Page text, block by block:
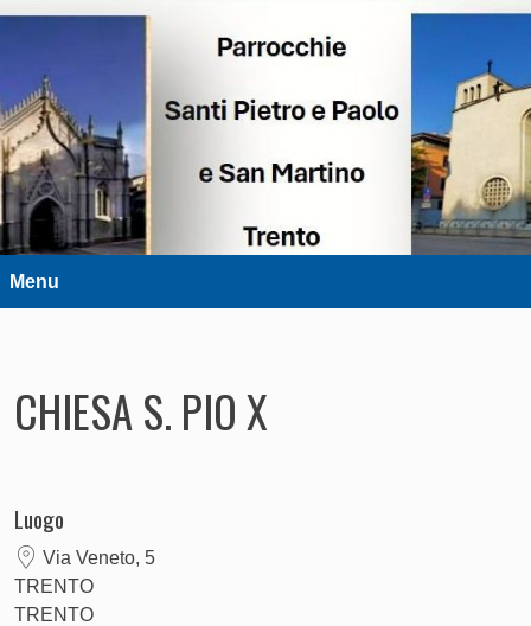
Parrocchie Santi Pietro e Paolo e
San Martino – Trento
DIOCESI DI TRENTO
Menu
CHIESA S. PIO X
Luogo
Via Veneto, 5
TRENTO
TRENTO